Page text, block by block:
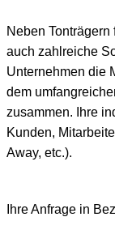
Neben
auch zahlreiche
Unternehmen die
dem
zusammen. Ihre
Kunden,
Away, etc.).
Ihre Anfrage in